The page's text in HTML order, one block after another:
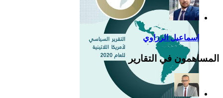
اسماعيل الرزاوي
المساهمون في التقارير